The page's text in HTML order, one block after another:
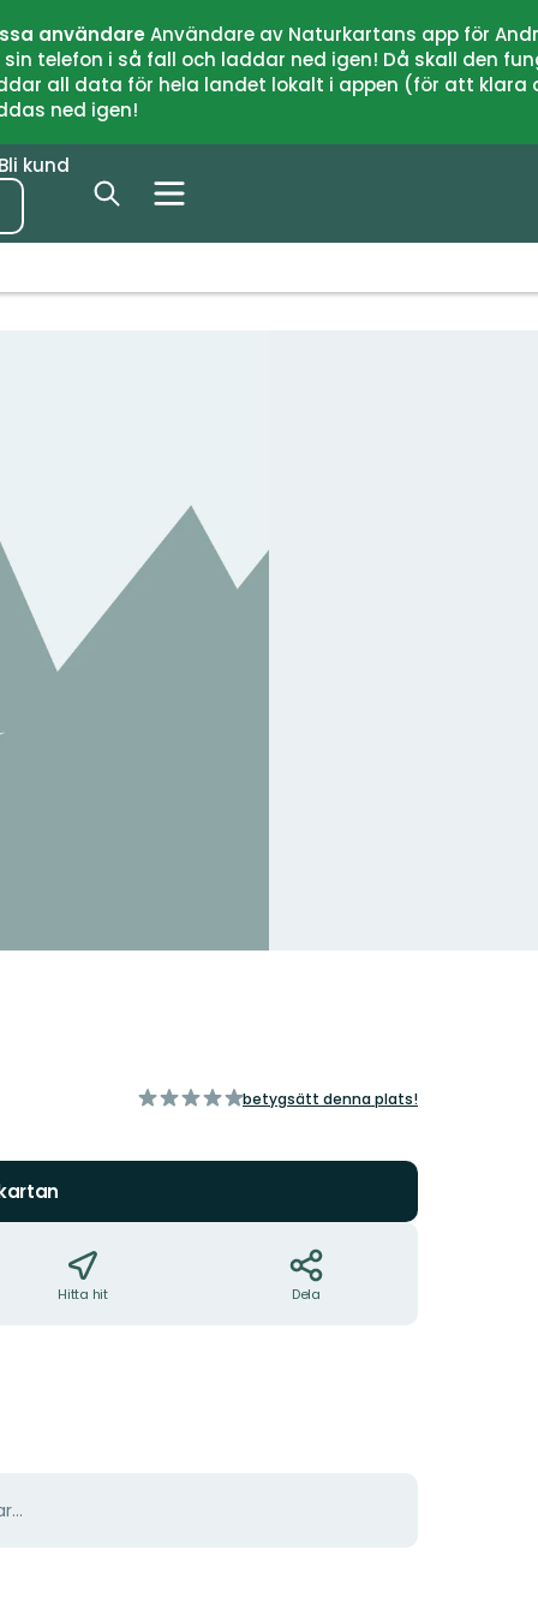
användareAnvändare av Naturkartans app för
telefon i så fall och laddar ned igen! Då skall den
all data för hela landet lokalt i appen (för att
ned igen!
Bli kund
av
betygsätt denna plats!
Hitta hit Dela